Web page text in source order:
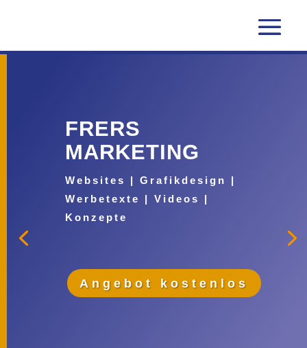
FRERS
MARKETING
Websites | Grafikdesign |
Werbetexte | Videos |
Konzepte
Angebot kostenlos